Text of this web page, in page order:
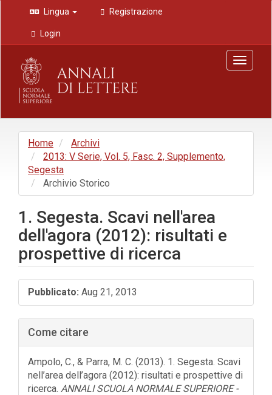
Navigazione
principale
Contenuto
principale
Barra
laterale
Lingua Registrazione
Login
Toggle
Home
Archivi
2013: V Serie, Vol. 5, Fasc. 2, Supplemento,
Segesta
Archivio Storico
1. Segesta. Scavi nell'area
dell'agora (2012): risultati e
prospettive di ricerca
Barra
laterale
dell'articolo
Pubblicato: Aug 21, 2013
Come citare
Ampolo, C., & Parra, M. C. (2013). 1. Segesta. Scavi
nell’area dell’agora (2012): risultati e prospettive di
ricerca. ANNALI SCUOLA NORMALE SUPERIORE -